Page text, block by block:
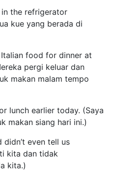
the refrigerator
kue yang berada di
food for dinner at
pergi keluar dan
makan malam tempo
lunch earlier today. (Saya
makan siang hari ini.)
even tell us
kita dan tidak
kita.)